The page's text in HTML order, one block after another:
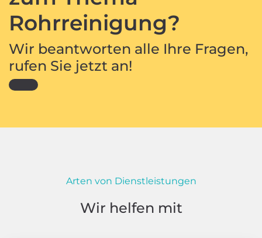
Rohrreinigung?
Wir beantworten alle Ihre Fragen,
rufen Sie jetzt an!
Arten von Dienstleistungen
Wir helfen mit